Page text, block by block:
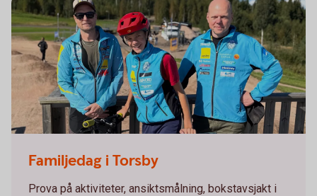
Familjedag i Torsby
Prova på aktiviteter, ansiktsmålning, bokstavsjakt i